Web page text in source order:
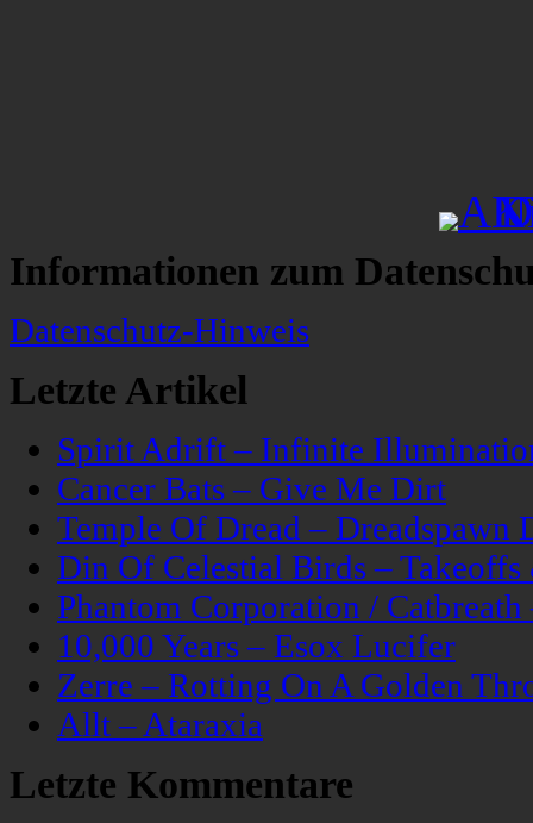
Informationen zum
Datenschutz-Hinweis
Letzte Artikel
Spirit Adrift – Infinite
Cancer Bats – Give Me Dirt
Temple Of Dread – Dreadspawn
Din Of Celestial Birds –
Phantom Corporation /
10,000 Years – Esox Lucifer
Zerre – Rotting On A Golden
Allt – Ataraxia
Letzte Kommentare